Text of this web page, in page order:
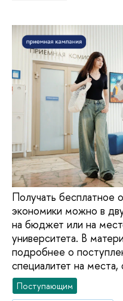
Получать бесплатное
экономики можно в
на бюджет или на
университета. В
подробнее о
специалитет на
Поступающим